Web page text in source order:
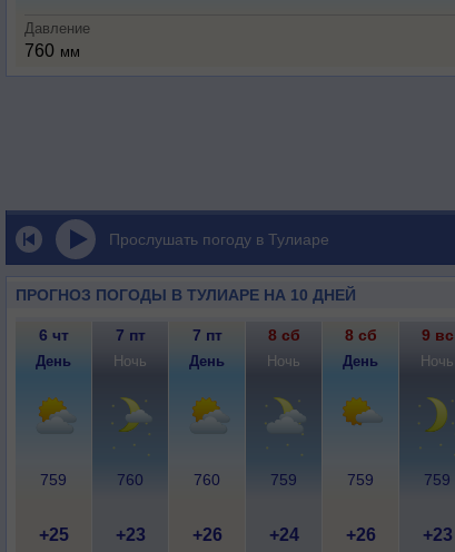
Давление
760 мм
Прослушать погоду в Тулиаре
ПРОГНОЗ ПОГОДЫ В ТУЛИАРЕ НА 10 ДНЕЙ
6 чт 7 пт 7 пт 8 сб 8 сб 9 вс
День Ночь День Ночь День Ночь
759 760 760 759 759 759
+25 +23 +26 +24 +26 +23